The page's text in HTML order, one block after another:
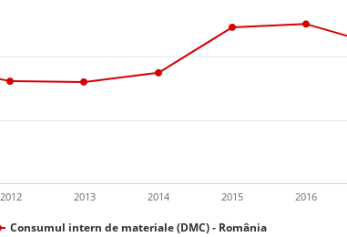
Consumul intern de materiale (DMC) - România
2012 2013 2014 2015 2016